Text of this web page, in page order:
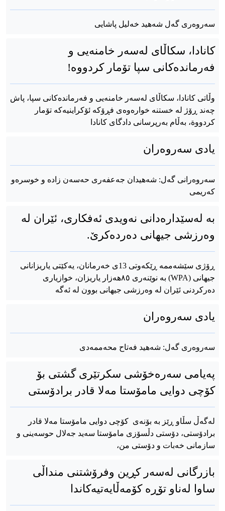
سەروەری گەل شەهید خەلیل پاشایی
کانادا، سکاڵای لەسەر خامنەیی و
فەرماندەکانی سپا تۆمار کردووە!
وڵاتی کانادا، سکاڵای لەسەر خامنەیی و فەرماندەکانی سپا، پاش
چەند ڕۆژ لە خستنە خوارەوەی فڕۆکە ئۆکراینیەکە تۆمار
کردووة، بەڵام بەرپرسانی دادگای کانادا
یادی سەروەران
سەروەرانی گەل: شەهیدان جەعفەری حەسەن زادە و خوسرەو
کەریمی
بە لەسێدارەدانی نەویدی ئەفکاری، ئێران لە
وەرزشی جیهانی دەردەکرێ.
ڕۆژی سێشەممە ڕێکەوتی 13ی خەرمانان، یەکێتی یاریزانانی
جیهانی (WPA) بە نوێنەری ٨٥هەزار یاریزان، خوازیاری
دەرکردنی ئێران لە وەرزشی جیهانی بوون لە ئەگە
یادی سەروەران
سەروەری گەل: شەهید فەتاح محەممەدی
په‌یامی سه‌ره‌خۆشی سکرتێری گشتی بۆ
کۆچی دوایی مامۆستا مەلا قادر برادۆستی
لەگەڵ سڵاو ڕێز بە بۆنەی کۆچی دوایی مامۆستا مەلا قادر
برادۆستی، دۆستی دڵسۆزی مامۆستا سەید جەلال حوسەینی و
سازمانی خەبات و دۆستی من،
بازرگانی لەسەر کڕین وفرۆشتنی منداڵی
ساوا له‌ناو تۆڕه‌ کۆمه‌ڵایه‌تیه‌کاندا